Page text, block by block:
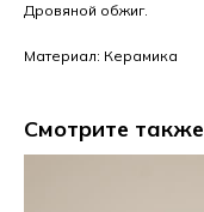
Дровяной обжиг.
Материал: Керамика
Смотрите также